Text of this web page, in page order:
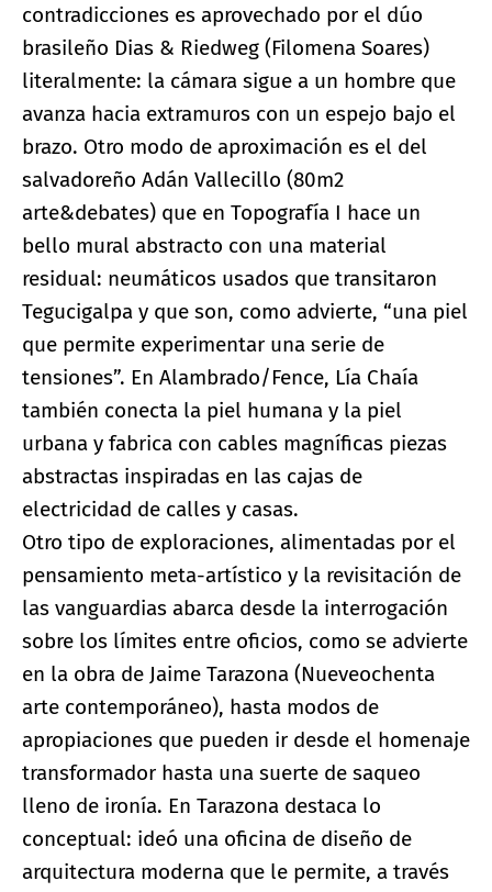
contradicciones es aprovechado por el dúo
brasileño Dias & Riedweg (Filomena Soares)
literalmente: la cámara sigue a un hombre que
avanza hacia extramuros con un espejo bajo el
brazo. Otro modo de aproximación es el del
salvadoreño Adán Vallecillo (80m2
arte&debates) que en Topografía I hace un
bello mural abstracto con una material
residual: neumáticos usados que transitaron
Tegucigalpa y que son, como advierte, “una piel
que permite experimentar una serie de
tensiones”. En Alambrado/Fence, Lía Chaía
también conecta la piel humana y la piel
urbana y fabrica con cables magníficas piezas
abstractas inspiradas en las cajas de
electricidad de calles y casas.
Otro tipo de exploraciones, alimentadas por el
pensamiento meta-artístico y la revisitación de
las vanguardias abarca desde la interrogación
sobre los límites entre oficios, como se advierte
en la obra de Jaime Tarazona (Nueveochenta
arte contemporáneo), hasta modos de
apropiaciones que pueden ir desde el homenaje
transformador hasta una suerte de saqueo
lleno de ironía. En Tarazona destaca lo
conceptual: ideó una oficina de diseño de
arquitectura moderna que le permite, a través